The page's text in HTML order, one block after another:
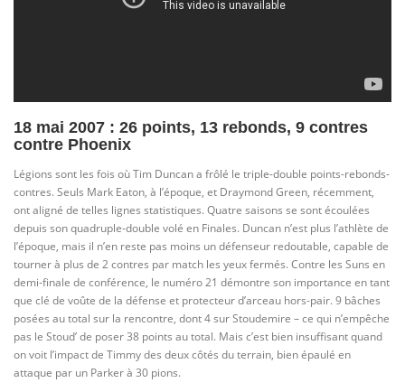
18 mai 2007 : 26 points, 13 rebonds, 9 contres
contre Phoenix
Légions sont les fois où Tim Duncan a frôlé le triple-double points-rebonds-
contres. Seuls Mark Eaton, à l’époque, et Draymond Green, récemment,
ont aligné de telles lignes statistiques. Quatre saisons se sont écoulées
depuis son quadruple-double volé en Finales. Duncan n’est plus l’athlète de
l’époque, mais il n’en reste pas moins un défenseur redoutable, capable de
tourner à plus de 2 contres par match les yeux fermés. Contre les Suns en
demi-finale de conférence, le numéro 21 démontre son importance en tant
que clé de voûte de la défense et protecteur d’arceau hors-pair. 9 bâches
posées au total sur la rencontre, dont 4 sur Stoudemire – ce qui n’empêche
pas le Stoud’ de poser 38 points au total. Mais c’est bien insuffisant quand
on voit l’impact de Timmy des deux côtés du terrain, bien épaulé en
attaque par un Parker à 30 pions.